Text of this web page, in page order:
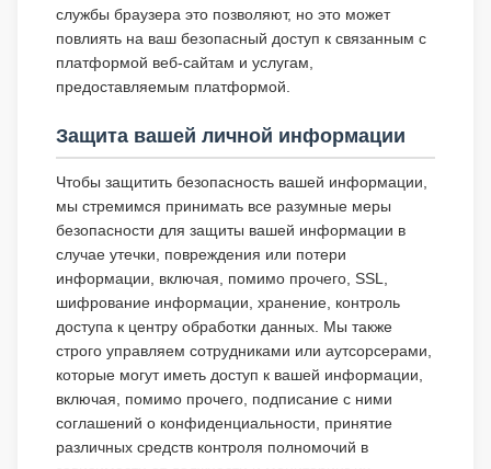
службы браузера это позволяют, но это может
повлиять на ваш безопасный доступ к связанным с
платформой веб-сайтам и услугам,
предоставляемым платформой.
Защита вашей личной информации
Чтобы защитить безопасность вашей информации,
мы стремимся принимать все разумные меры
безопасности для защиты вашей информации в
случае утечки, повреждения или потери
информации, включая, помимо прочего, SSL,
шифрование информации, хранение, контроль
доступа к центру обработки данных. Мы также
строго управляем сотрудниками или аутсорсерами,
которые могут иметь доступ к вашей информации,
включая, помимо прочего, подписание с ними
соглашений о конфиденциальности, принятие
различных средств контроля полномочий в